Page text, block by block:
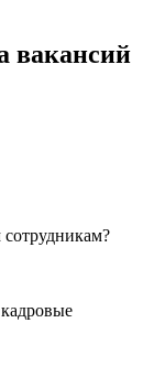
вакансий